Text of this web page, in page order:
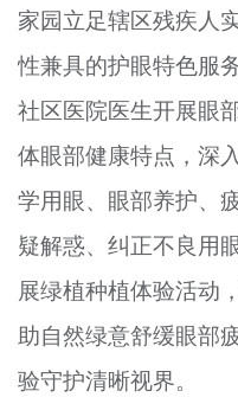
资料库
家园立足辖区残疾人
性兼具的护眼特色服
社区医院医生开展眼
体眼部健康特点，深
学用眼、眼部养护、
疑解惑、纠正不良用
展绿植种植体验活动
助自然绿意舒缓眼部
验守护清晰视界。